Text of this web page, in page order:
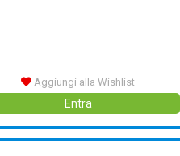
Aggiungi alla Wishlist
Entra